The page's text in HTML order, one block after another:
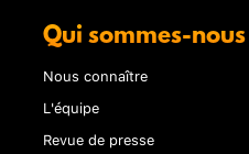
Qui sommes-nous
Nous connaître
L'équipe
Revue de presse